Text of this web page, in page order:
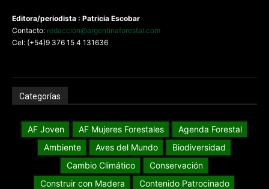
Editora/periodista : Patricia Escobar
Contacto: redaccion@argentinaforestal.com
Cel: (+54)9 376 15 4 131636
Categorías
AF Joven AF Mujeres Forestales
Agenda Forestal
Ambiente
Aves del Mundo
Biodiversidad
Cambio Climático
Conservación
Construir con Madera
Contenido Patrocinado